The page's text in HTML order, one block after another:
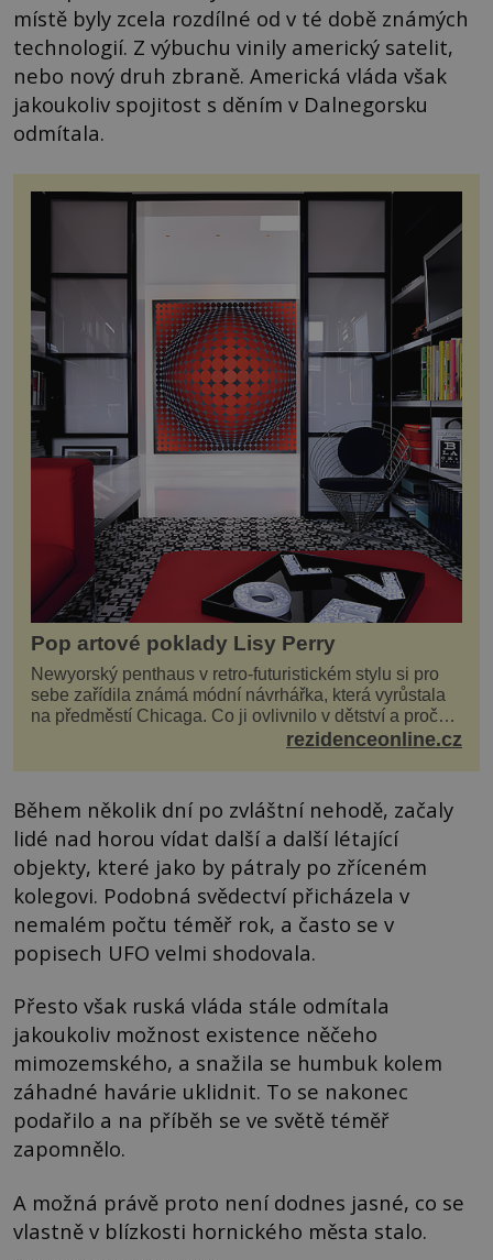
místě byly zcela rozdílné od v té době známých
technologií. Z výbuchu vinily americký satelit,
nebo nový druh zbraně. Americká vláda však
jakoukoliv spojitost s děním v Dalnegorsku
odmítala.
Pop artové poklady Lisy Perry
Newyorský penthaus v retro-futuristickém stylu si pro
sebe zařídila známá módní návrhářka, která vyrůstala
na předměstí Chicaga. Co ji ovlivnilo v dětství a proč
vypadá její domov právě takto? Interié...rezidenceonline.cz
Během několik dní po zvláštní nehodě, začaly
lidé nad horou vídat další a další létající
objekty, které jako by pátraly po zříceném
kolegovi. Podobná svědectví přicházela v
nemalém počtu téměř rok, a často se v
popisech UFO velmi shodovala.
Přesto však ruská vláda stále odmítala
jakoukoliv možnost existence něčeho
mimozemského, a snažila se humbuk kolem
záhadné havárie uklidnit. To se nakonec
podařilo a na příběh se ve světě téměř
zapomnělo.
A možná právě proto není dodnes jasné, co se
vlastně v blízkosti hornického města stalo.